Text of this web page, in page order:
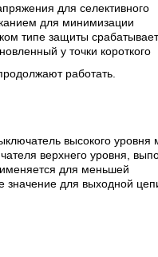
для селективного
для минимизации
типе защиты срабатывает
у точки короткого
работать.
высокого уровня
верхнего уровня,
для меньшей
значение для выходной